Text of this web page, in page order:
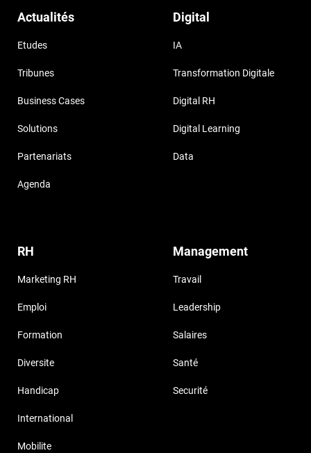
Actualités
Etudes
Tribunes
Business Cases
Solutions
Partenariats
Agenda
Digital
IA
Transformation Digitale
Digital RH
Digital Learning
Data
RH
Marketing RH
Emploi
Formation
Diversite
Handicap
International
Mobilite
Management
Travail
Leadership
Salaires
Santé
Securité